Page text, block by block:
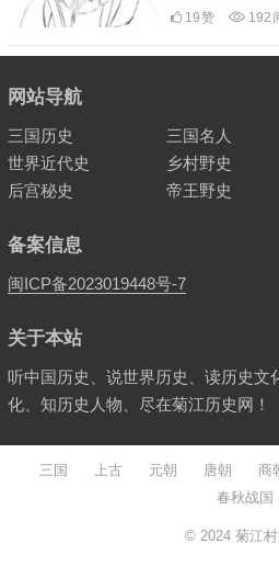
19赞 192
网站导航
三国历史 三国名人
世界近代史
乡村野史
后宫秘史
帝王野史
备案信息
闽ICP备2023019448号-7
关于本站
听中国历史、说世界历史、读历史文
化、知历史人物、尽在菊江历史网！
三国 上古 元朝 唐朝 商
春秋战国
© 2024 菊江